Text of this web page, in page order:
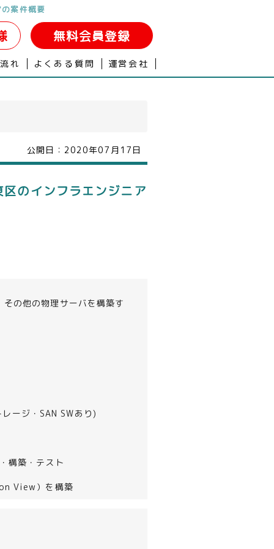
案件概要
無料会員登録
れ よくある質問 運営会社
公開日： 2020年07月17日
のインフラエンジニア
の他の物理サーバを構築す
ージ・SAN SWあり)
構築・テスト
View）を構築